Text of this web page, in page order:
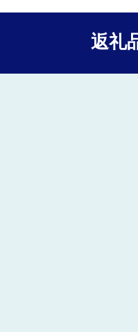
返礼